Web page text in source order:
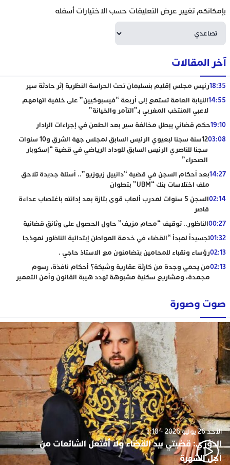
بإمكانكم تغيير عرض التعليقات حسب الاختيارات أسفله
آخر المقالات
18:35رئيس مجلس إقليم بنسليمان تحت الحراسة النظرية إثر حادثة سير
14:55النيابة العامة تستمع إلى أربعة “فيسبوكيين” على خلفية اتهامهم
لاعبي المنتخب المغربي بـ”التآمر والخيانة”
19:10حكم قضائي يبطل مخالفة سير بعد الطعن في إجراءات الرادار
03:08
12سنة سجنا لبعيوي الرئيس السابق لمجلس جهة الشرق و10 سنوات
سجنا للناصري الرئيس السابق للوداد الرياضي في قضية “إسكوبار
الصحراء”
14:27بعد أحكام السجن في قضية “دانييل زيوزيو”.. أسئلة جديدة تلاحق
ملف اختلاسات بنك “UBM” بتطوان
02:14
السجن 5 سنوات لمدرب ألعاب قوى بتازة بعد إدانته باغتصاب عداءة
قاصر
00:27الناظور.. توقيف “محام مزيف” حاول الحصول على وثائق قضائية
01:32تجسيداً لمبدأ “القضاء في خدمة المواطن إبتدائية الناظور نموذجا
02:13رؤساء ونقباء للمحامين يتضامنون مع الاستاذ حاجي .
02:13من يحمي وجدة من كارثة عقارية وشيكة؟ أحكام نافذة، رسوم
مجمدة، ومشاريع سكنية مشبوهة تهدد هيبة القانون وأمن التعمير
صوت وصورة
الأحد 26 يوليو 2026 - 3:18
الدوزي: قضيتي بيد القضاء ولا أفتعل الشائعات من
أجل الشهرة